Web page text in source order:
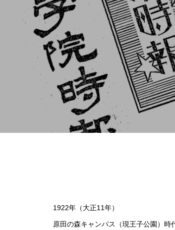
（ポプラ）かけ
を
（ポプラ）関
改善すべきだ
1922年（大正11年）
原田の森キャンパス（現王子公園）